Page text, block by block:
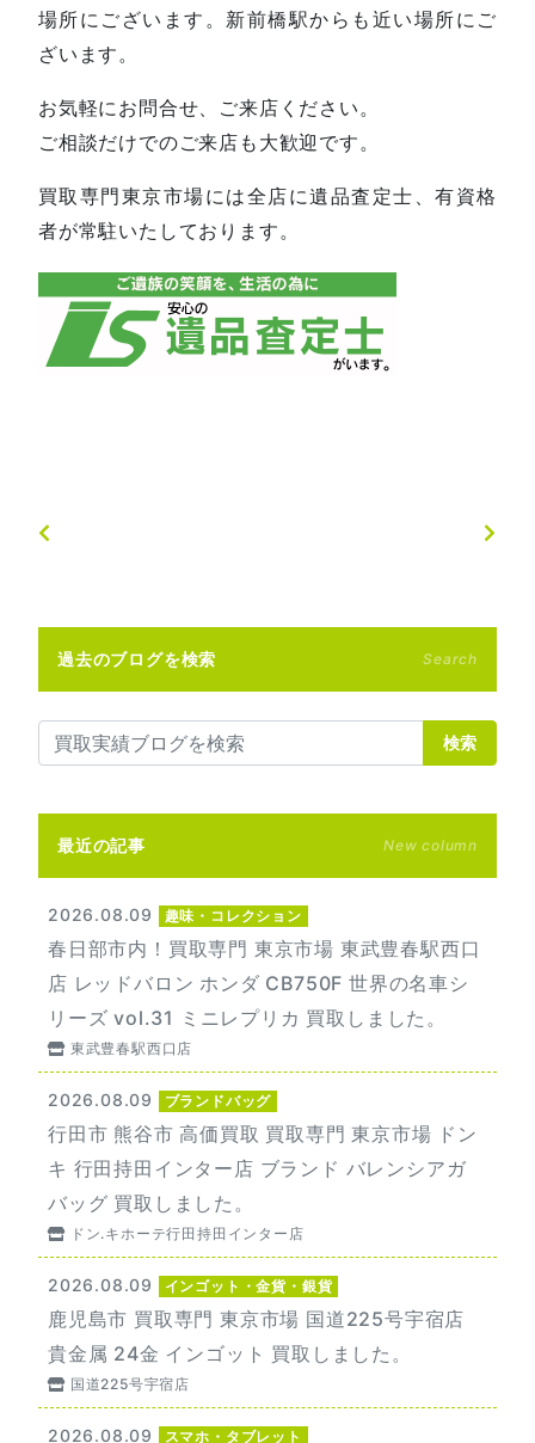
場所にございます。新前橋駅からも近い場所にご
ざいます。
お気軽にお問合せ、ご来店ください。
ご相談だけでのご来店も大歓迎です。
買取専門東京市場には全店に遺品査定士、有資格
者が常駐いたしております。
過去のブログを検索 Search
検索
最近の記事 New column
2026.08.09 趣味・コレクション
春日部市内！買取専門 東京市場 東武豊春駅西口
店 レッドバロン ホンダ CB750F 世界の名車シ
リーズ vol.31 ミニレプリカ 買取しました。
東武豊春駅西口店
2026.08.09 ブランドバッグ
行田市 熊谷市 高価買取 買取専門 東京市場 ドン
キ 行田持田インター店 ブランド バレンシアガ
バッグ 買取しました。
ドン.キホーテ行田持田インター店
2026.08.09 インゴット・金貨・銀貨
鹿児島市 買取専門 東京市場 国道225号宇宿店
貴金属 24金 インゴット 買取しました。
国道225号宇宿店
2026.08.09 スマホ・タブレット